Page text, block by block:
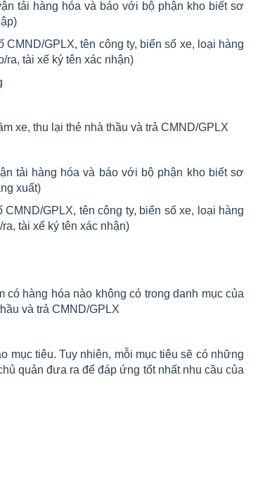
tải hàng hóa và báo với bộ phận kho biết sơ
GPLX, tên công ty, biển số xe, loại hàng
tài xế ký tên xác nhận)
xe, thu lại thẻ nhà thầu và trả CMND/GPLX
tải hàng hóa và báo với bộ phận kho biết sơ
xuất)
GPLX, tên công ty, biển số xe, loại hàng
tài xế ký tên xác nhận)
hàng hóa nào không có trong danh mục của
và trả CMND/GPLX
mục tiêu. Tuy nhiên, mỗi mục tiêu sẽ có những
quản đưa ra để đáp ứng tốt nhất nhu cầu của